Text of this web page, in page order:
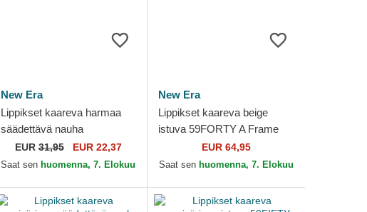
New Era
Lippikset kaareva harmaa
säädettävä nauha
9TWENTY Tip Off 2023 Los
Angeles Lakers NBA New
EUR31,95 EUR 22,37
Saat sen huomenna, 7. Elokuu
New Era
Lippikset kaareva beige
istuva 59FORTY A Frame
Leafy Palm Los Angeles
Lakers NBA New Era
EUR 64,95
Saat sen huomenna, 7. Elokuu